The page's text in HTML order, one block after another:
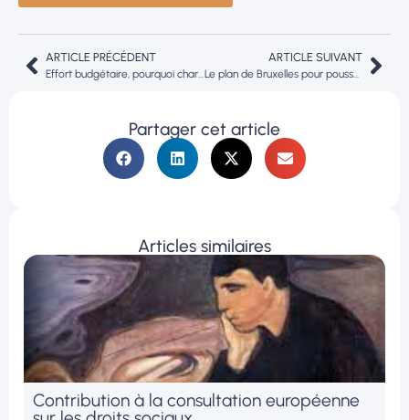
Partager cet article
Articles similaires
Contribution à la consultation européenne
ARTICLE PRÉCÉDENT
Effort budgétaire, pourquoi charger la barque ?
ARTICLE SUIVANT
Le plan de Bruxelles pour pousser les entreprises à adopter l’intelligence artificielle